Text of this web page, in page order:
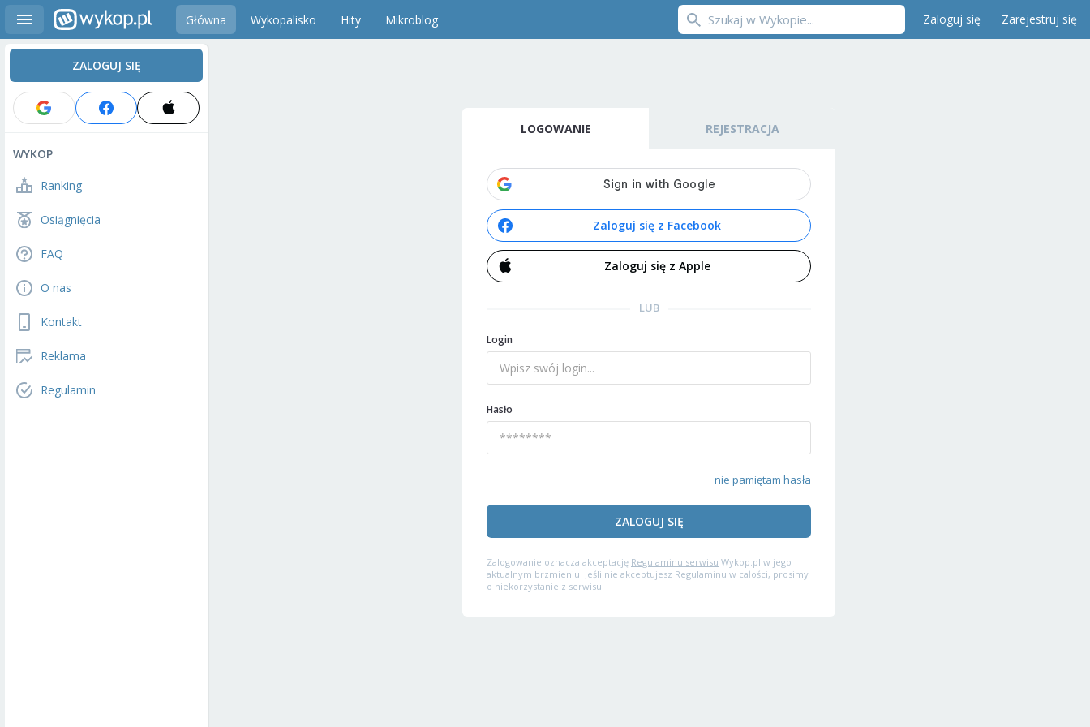
Główna Wykopalisko Hity Mikroblog Zaloguj się Zarejestruj się
ZALOGUJ SIĘ
WYKOP
Ranking
Osiągnięcia
FAQ
O nas
Kontakt
Reklama
Regulamin
LOGOWANIE REJESTRACJA
Zaloguj się z Facebook
Zaloguj się z Apple
LUB
Login
Hasło
nie pamiętam hasła
ZALOGUJ SIĘ
Zalogowanie oznacza akceptację Regulaminu serwisu Wykop.pl w jego
aktualnym brzmieniu. Jeśli nie akceptujesz Regulaminu w całości, prosimy
o niekorzystanie z serwisu.